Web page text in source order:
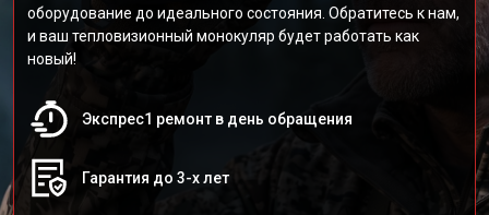
оборудование до идеального состояния. Обратитесь к нам,
и ваш тепловизионный монокуляр будет работать как
новый!
Экспрес1 ремонт в день обращения
Гарантия до 3-х лет